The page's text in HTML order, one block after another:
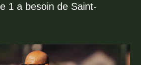
1 a besoin de Saint-